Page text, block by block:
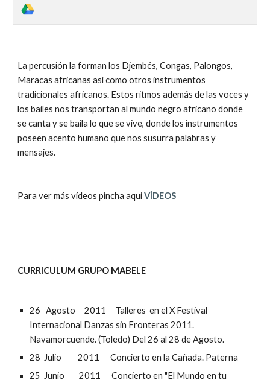
La percusión la forman los Djembés, Congas, Palongos,
Maracas africanas así como otros instrumentos
tradicionales africanos. Estos ritmos además de las voces y
los bailes nos transportan al mundo negro africano donde
se canta y se baila lo que se vive, donde los instrumentos
poseen acento humano que nos susurra palabras y
mensajes.
Para ver más vídeos pincha aqui VÍDEOS
CURRICULUM GRUPO MABELE
26   Agosto     2011     Talleres  en el X Festival
Internacional Danzas sin Fronteras 2011.
Navamorcuende. (Toledo) Del 26 al 28 de Agosto.
28  Julio         2011      Concierto en la Cañada. Paterna
25  Junio        2011      Concierto en "El Mundo en tu